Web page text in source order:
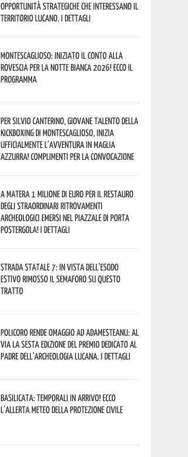
opportunità strategiche che interessano il
territorio lucano. I dettagli
Montescaglioso: iniziato il conto alla
rovescia per la Notte Bianca 2026! Ecco il
programma
Per Silvio Canterino, giovane talento della
kickboxing di Montescaglioso, inizia
ufficialmente l’avventura in maglia
azzurra! Complimenti per la convocazione
A Matera 1 milione di euro per il restauro
degli straordinari ritrovamenti
archeologici emersi nel piazzale di Porta
Postergola! I dettagli
Strada statale 7: in vista dell’esodo
estivo rimosso il semaforo su questo
tratto
Policoro rende omaggio ad Adamesteanu: al
via la sesta edizione del Premio dedicato al
padre dell’archeologia lucana. I dettagli
Basilicata: temporali in arrivo! Ecco
l’allerta meteo della Protezione civile